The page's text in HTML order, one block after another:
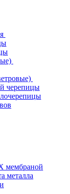
черепицы
мембраной
металла